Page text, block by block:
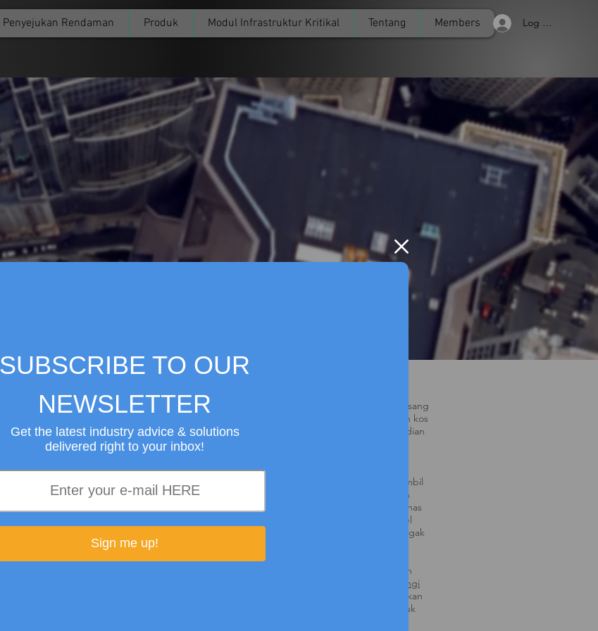
Penyejukan Rendaman Produk Modul Infrastruktur Kritikal Tentang Members Log Masuk
yang dipasang di hotel mereka. Elite memasang
dua modul EnviroGen untuk mengurangkan kos
pemanasan air untuk kolam, pancuran mandian
Hotel adalah calon yang sangat baik untuk
penjanaan bersama kerana mereka mengambil
air panas dalam kuantiti yang banyak. Basuh
cadar, tetamu mandi lama dan kolam pemanas
menggunakan sejumlah besar tenaga. Hotel
juga mempunyai beban elektrik asas yang agak
penghawa dingin 24/7.
Jika anda tidak pasti sama ada cogeneration
hubungi
. Kami akan membantu anda menentukan
sama ada cogeneration ialah a good fit untuk
SUBSCRIBE TO OUR
NEWSLETTER
Get the latest industry advice & solutions
delivered right to your inbox!
Sign me up!